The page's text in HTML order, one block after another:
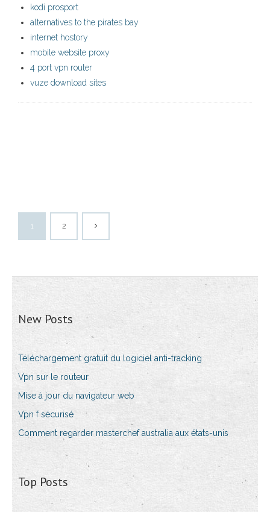
kodi prosport
alternatives to the pirates bay
internet hostory
mobile website proxy
4 port vpn router
vuze download sites
1 2
New Posts
Téléchargement gratuit du logiciel anti-tracking
Vpn sur le routeur
Mise à jour du navigateur web
Vpn f sécurisé
Comment regarder masterchef australia aux états-unis
Top Posts